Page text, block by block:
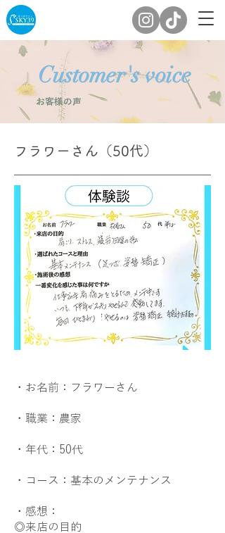
Customer's voice
お客様の声
フラワーさん（50代）
・お名前：フラワーさん
・職業：農家
・年代：50代
・コース：基本のメンテナンス
・感想：
◎来店の目的